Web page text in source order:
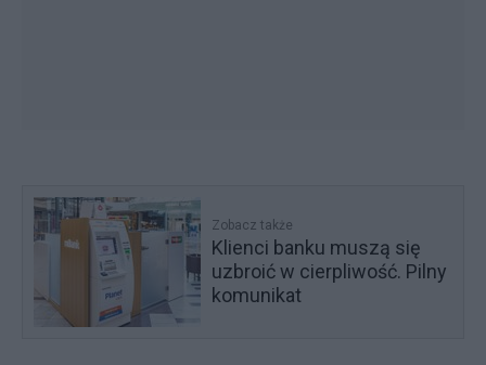
Zobacz także
Klienci banku muszą się
uzbroić w cierpliwość. Pilny
komunikat